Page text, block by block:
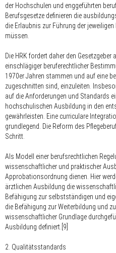
der Hochschulen und enggeführten
Berufsgesetze definieren die
die Erlaubnis zur Führung der
müssen.
Die HRK fordert daher den Gesetzgeber
einschlägiger beruferechtlicher
1970er Jahren stammen und auf eine
zugeschnitten sind, einzuleiten.
auf die Anforderungen und Standards
hochschulischen Ausbildung in den
gewährleisten. Eine curriculare
grundlegend. Die Reform des
Schritt.
Als Modell einer berufsrechtlichen
wissenschaftlicher und praktischer
Approbationsordnung dienen. Hier
ärztlichen Ausbildung die
Befähigung zur selbstständigen und
die Befähigung zur Weiterbildung und
wissenschaftlicher Grundlage
Ausbildung definiert.[9]
2. Qualitätsstandards